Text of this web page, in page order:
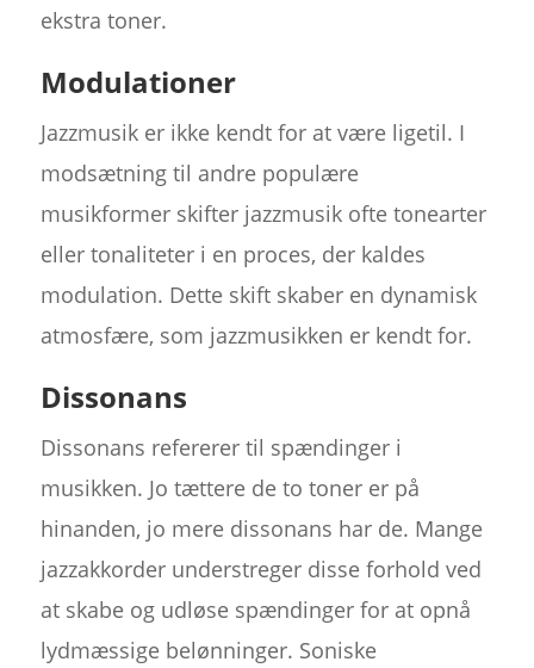
ekstra toner.
Modulationer
Jazzmusik er ikke kendt for at være ligetil. I
modsætning til andre populære
musikformer skifter jazzmusik ofte tonearter
eller tonaliteter i en proces, der kaldes
modulation. Dette skift skaber en dynamisk
atmosfære, som jazzmusikken er kendt for.
Dissonans
Dissonans refererer til spændinger i
musikken. Jo tættere de to toner er på
hinanden, jo mere dissonans har de. Mange
jazzakkorder understreger disse forhold ved
at skabe og udløse spændinger for at opnå
lydmæssige belønninger. Soniske